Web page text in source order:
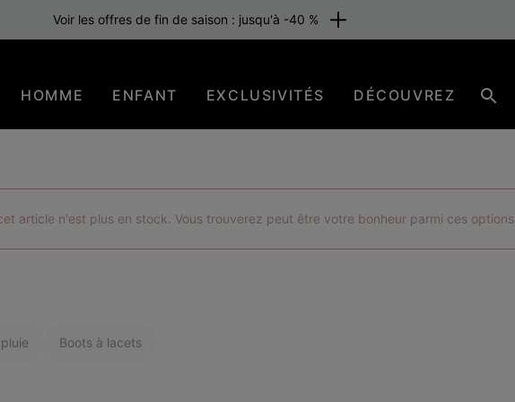
gratuite pour les membres ou dès 80 €. Adhérez maintenant
HOMME ENFANT EXCLUSIVITÉS DÉCOUVREZ
article n'est plus en stock. Vous trouverez peut être votre bonheur parmi ces options.
Boots à lacets